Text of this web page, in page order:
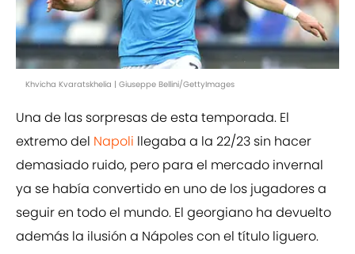
Khvicha Kvaratskhelia | Giuseppe Bellini/GettyImages
Una de las sorpresas de esta temporada. El
extremo del Napoli llegaba a la 22/23 sin hacer
demasiado ruido, pero para el mercado invernal
ya se había convertido en uno de los jugadores a
seguir en todo el mundo. El georgiano ha devuelto
además la ilusión a Nápoles con el título liguero.